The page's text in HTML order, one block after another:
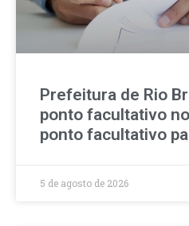
Prefeitura de Rio
ponto facultativo
ponto facultativo
5 de agosto de 2026